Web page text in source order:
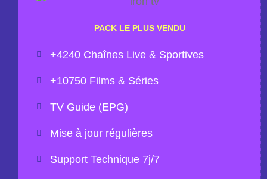
PACK LE PLUS VENDU
+4240 Chaînes Live & Sportives
+10750 Films & Séries
TV Guide (EPG)
Mise à jour régulières
Support Technique 7j/7